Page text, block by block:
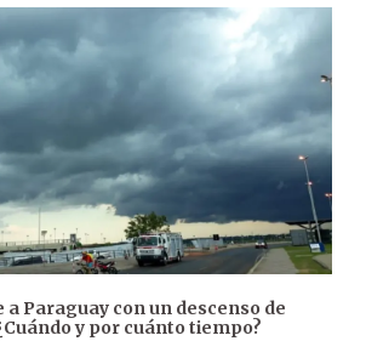
a Paraguay con un descenso de
y por cuánto tiempo?